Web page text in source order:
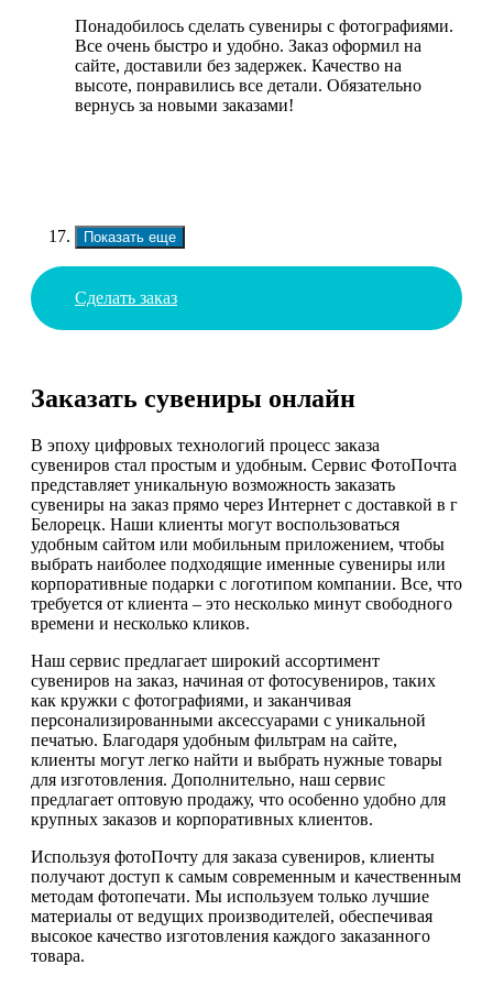
Понадобилось сделать сувениры с фотографиями.
Все очень быстро и удобно. Заказ оформил на
сайте, доставили без задержек. Качество на
высоте, понравились все детали. Обязательно
вернусь за новыми заказами!
Показать еще
Сделать заказ
Заказать сувениры онлайн
В эпоху цифровых технологий процесс заказа
сувениров стал простым и удобным. Сервис ФотоПочта
представляет уникальную возможность заказать
сувениры на заказ прямо через Интернет с доставкой в г
Белорецк. Наши клиенты могут воспользоваться
удобным сайтом или мобильным приложением, чтобы
выбрать наиболее подходящие именные сувениры или
корпоративные подарки с логотипом компании. Все, что
требуется от клиента – это несколько минут свободного
времени и несколько кликов.
Наш сервис предлагает широкий ассортимент
сувениров на заказ, начиная от фотосувениров, таких
как кружки с фотографиями, и заканчивая
персонализированными аксессуарами с уникальной
печатью. Благодаря удобным фильтрам на сайте,
клиенты могут легко найти и выбрать нужные товары
для изготовления. Дополнительно, наш сервис
предлагает оптовую продажу, что особенно удобно для
крупных заказов и корпоративных клиентов.
Используя фотоПочту для заказа сувениров, клиенты
получают доступ к самым современным и качественным
методам фотопечати. Мы используем только лучшие
материалы от ведущих производителей, обеспечивая
высокое качество изготовления каждого заказанного
товара.